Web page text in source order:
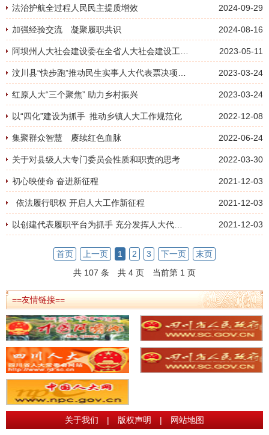
法治护航全过程人民民主提质增效 2024-09-29
加强经验交流 凝聚履职共识 2024-08-16
2023-05-11
2023-03-24
红原人大“三个聚焦” 助力乡村振兴 2023-03-24
以“四化”建设为抓手 推动乡镇人大工作规范化 2022-12-08
集聚群众智慧 赓续红色血脉 2022-06-24
关于对县级人大专门委员会性质和职责的思考 2022-03-30
初心映使命 奋进新征程 2021-12-03
依法履行职权 开启人大工作新征程 2021-12-03
2021-12-03
首页 上一页 1 2 3 下一页
末页
共 107 条
共 4 页 当前第 1 页
==友情链接==
关于我们 | 版权声明 | 网站地图